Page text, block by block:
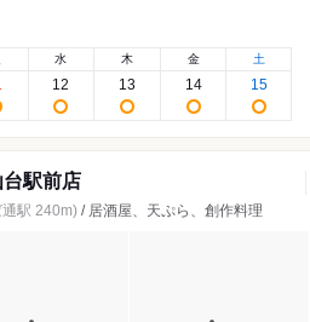
水
12
木
13
金
14
土
15
駅前店
駅 240m) / 居酒屋、天ぷら、創作料理